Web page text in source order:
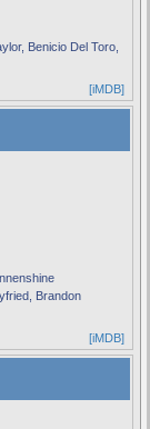
Benicio Del Toro,
[iMDB]
Brandon
[iMDB]